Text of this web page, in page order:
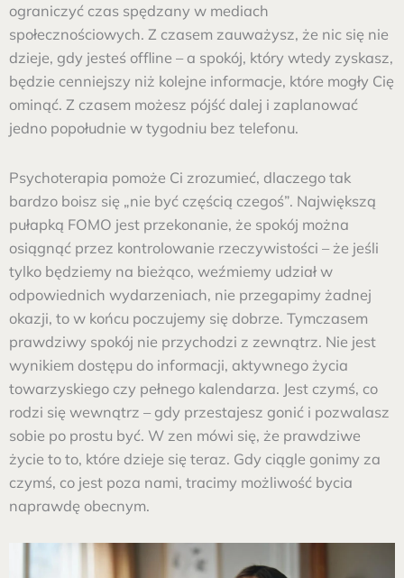
ograniczyć czas spędzany w mediach
społecznościowych. Z czasem zauważysz, że nic się nie
dzieje, gdy jesteś offline – a spokój, który wtedy zyskasz,
będzie cenniejszy niż kolejne informacje, które mogły Cię
ominąć. Z czasem możesz pójść dalej i zaplanować
jedno popołudnie w tygodniu bez telefonu.
Psychoterapia pomoże Ci zrozumieć, dlaczego tak
bardzo boisz się „nie być częścią czegoś”. Największą
pułapką FOMO jest przekonanie, że spokój można
osiągnąć przez kontrolowanie rzeczywistości – że jeśli
tylko będziemy na bieżąco, weźmiemy udział w
odpowiednich wydarzeniach, nie przegapimy żadnej
okazji, to w końcu poczujemy się dobrze. Tymczasem
prawdziwy spokój nie przychodzi z zewnątrz. Nie jest
wynikiem dostępu do informacji, aktywnego życia
towarzyskiego czy pełnego kalendarza. Jest czymś, co
rodzi się wewnątrz – gdy przestajesz gonić i pozwalasz
sobie po prostu być. W zen mówi się, że prawdziwe
życie to to, które dzieje się teraz. Gdy ciągle gonimy za
czymś, co jest poza nami, tracimy możliwość bycia
naprawdę obecnym.